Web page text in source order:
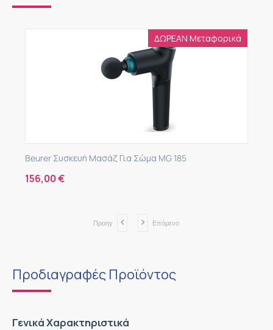
ΔΩΡΕΑΝ Μεταφορικά
Beurer Συσκευή Μασάζ Για Σώμα MG 185
156,00€
Προηγ Επόμενο
Προδιαγραφές Προϊόντος
Γενικά Χαρακτηριστικά